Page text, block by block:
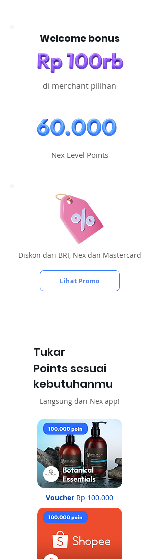
Welcome bonus
di merchant pilihan
Nex Level Points
Diskon dari BRI, Nex dan Mastercard
Lihat Promo
Tukar
Points sesuai
kebutuhanmu
Langsung dari Nex app!
Voucher Rp 100.000